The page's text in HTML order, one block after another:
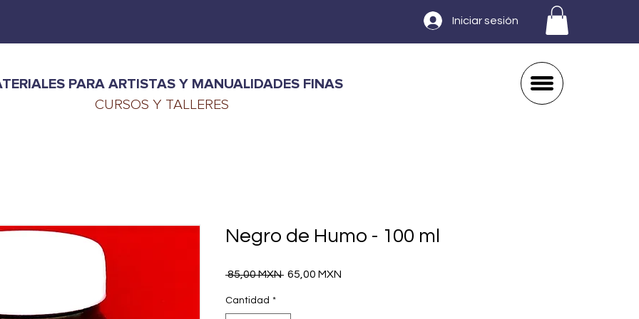
Iniciar sesión
PARA ARTISTAS Y MANUALIDADES FINAS
CURSOS Y TALLERES
Negro de Humo - 100 ml
85,00 MXN Precio
65,00 MXN
Cantidad *